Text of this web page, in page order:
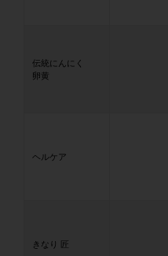
伝統にんにく
卵黄
ヘルケア
きなり 匠